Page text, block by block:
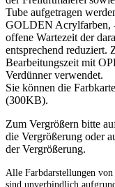
Tube aufgetragen
GOLDEN Acrylfarben,
offene Wartezeit der
entsprechend reduziert.
Bearbeitungszeit mit
Verdünner verwendet.
Sie können die
(300KB).
Zum Vergrößern bitte
die Vergrößerung oder
der Vergrößerung.
Alle Farbdarstellungen von
sind unverbindlich